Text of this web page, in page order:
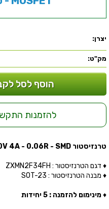
יצרן:
מק"ט:
הוסף לסל
להזמנות
טרנזיסטור N CHANNEL - 20V 4A - 0.06R - SMD
♦ דגם הטרנזיסטור : ZXMN2F34FH
♦ מבנה הטרנזיסטור : SOT-23
♦מינימום להזמנה : 5 יחידות